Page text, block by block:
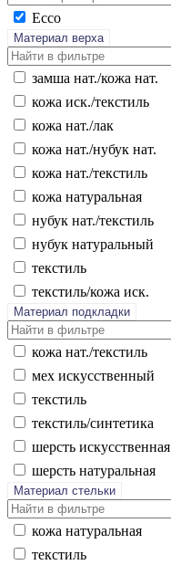
Ec­co
Материал верха
зам­ша нат./ко­жа нат.
ко­жа иск./текс­тиль
ко­жа нат./лак
ко­жа нат./ну­бук нат.
ко­жа нат./текс­тиль
ко­жа на­тураль­ная
ну­бук нат./текс­тиль
ну­бук на­тураль­ный
текс­тиль
текс­тиль/ко­жа иск.
Материал подкладки
ко­жа нат./текс­тиль
мех ис­кусс­твен­ный
текс­тиль
текс­тиль/син­те­тика
шерсть ис­кусс­твен­ная
шерсть на­тураль­ная
Материал стельки
ко­жа на­тураль­ная
текс­тиль